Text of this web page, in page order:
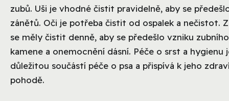
zubů. Uši je vhodné čistit pravidelně, aby se
zánětů. Oči je potřeba čistit od ospalek a nečistot.
se měly čistit denně, aby se předešlo vzniku zubního
kamene a onemocnění dásní. Péče o srst a hygienu
důležitou součástí péče o psa a přispívá k jeho
pohodě.